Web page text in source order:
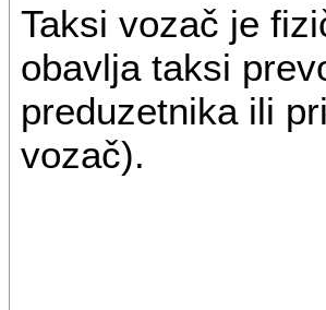
Taksi vozač je
obavlja taksi
preduzetnika ili
vozač).